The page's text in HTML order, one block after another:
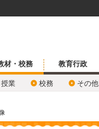
材・校務
授業 校務 その他
教育行政